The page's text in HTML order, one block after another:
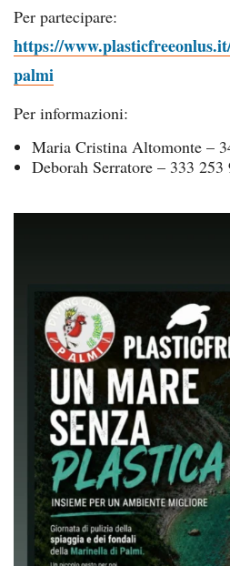
Per partecipare:
https://
palmi
Per informazioni:
Maria Cristina Altomonte –
Deborah Serratore – 333 253